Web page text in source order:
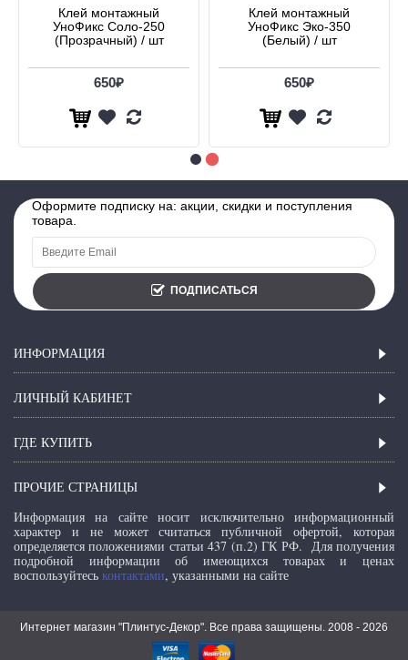
Клей монтажный
УноФикс Соло-250
(Прозрачный) / шт
650₽
Клей монтажный
УноФикс Эко-350
(Белый) / шт
650₽
Оформите подписку на: акции, скидки и поступления
товара.
ПОДПИСАТЬСЯ
ИНФОРМАЦИЯ
ЛИЧНЫЙ КАБИНЕТ
ГДЕ КУПИТЬ
ПРОЧИЕ СТРАНИЦЫ
Информация на сайте носит исключительно информационный
характер и не может считаться публичной офертой, которая
определяется положениями статьи 437 (п.2) ГК РФ. Для получения
подробной информации об имеющихся товарах и ценах
воспользуйтесь контактами, указанными на сайте
Интернет магазин "Плинтус-Декор". Все права защищены. 2008 - 2026